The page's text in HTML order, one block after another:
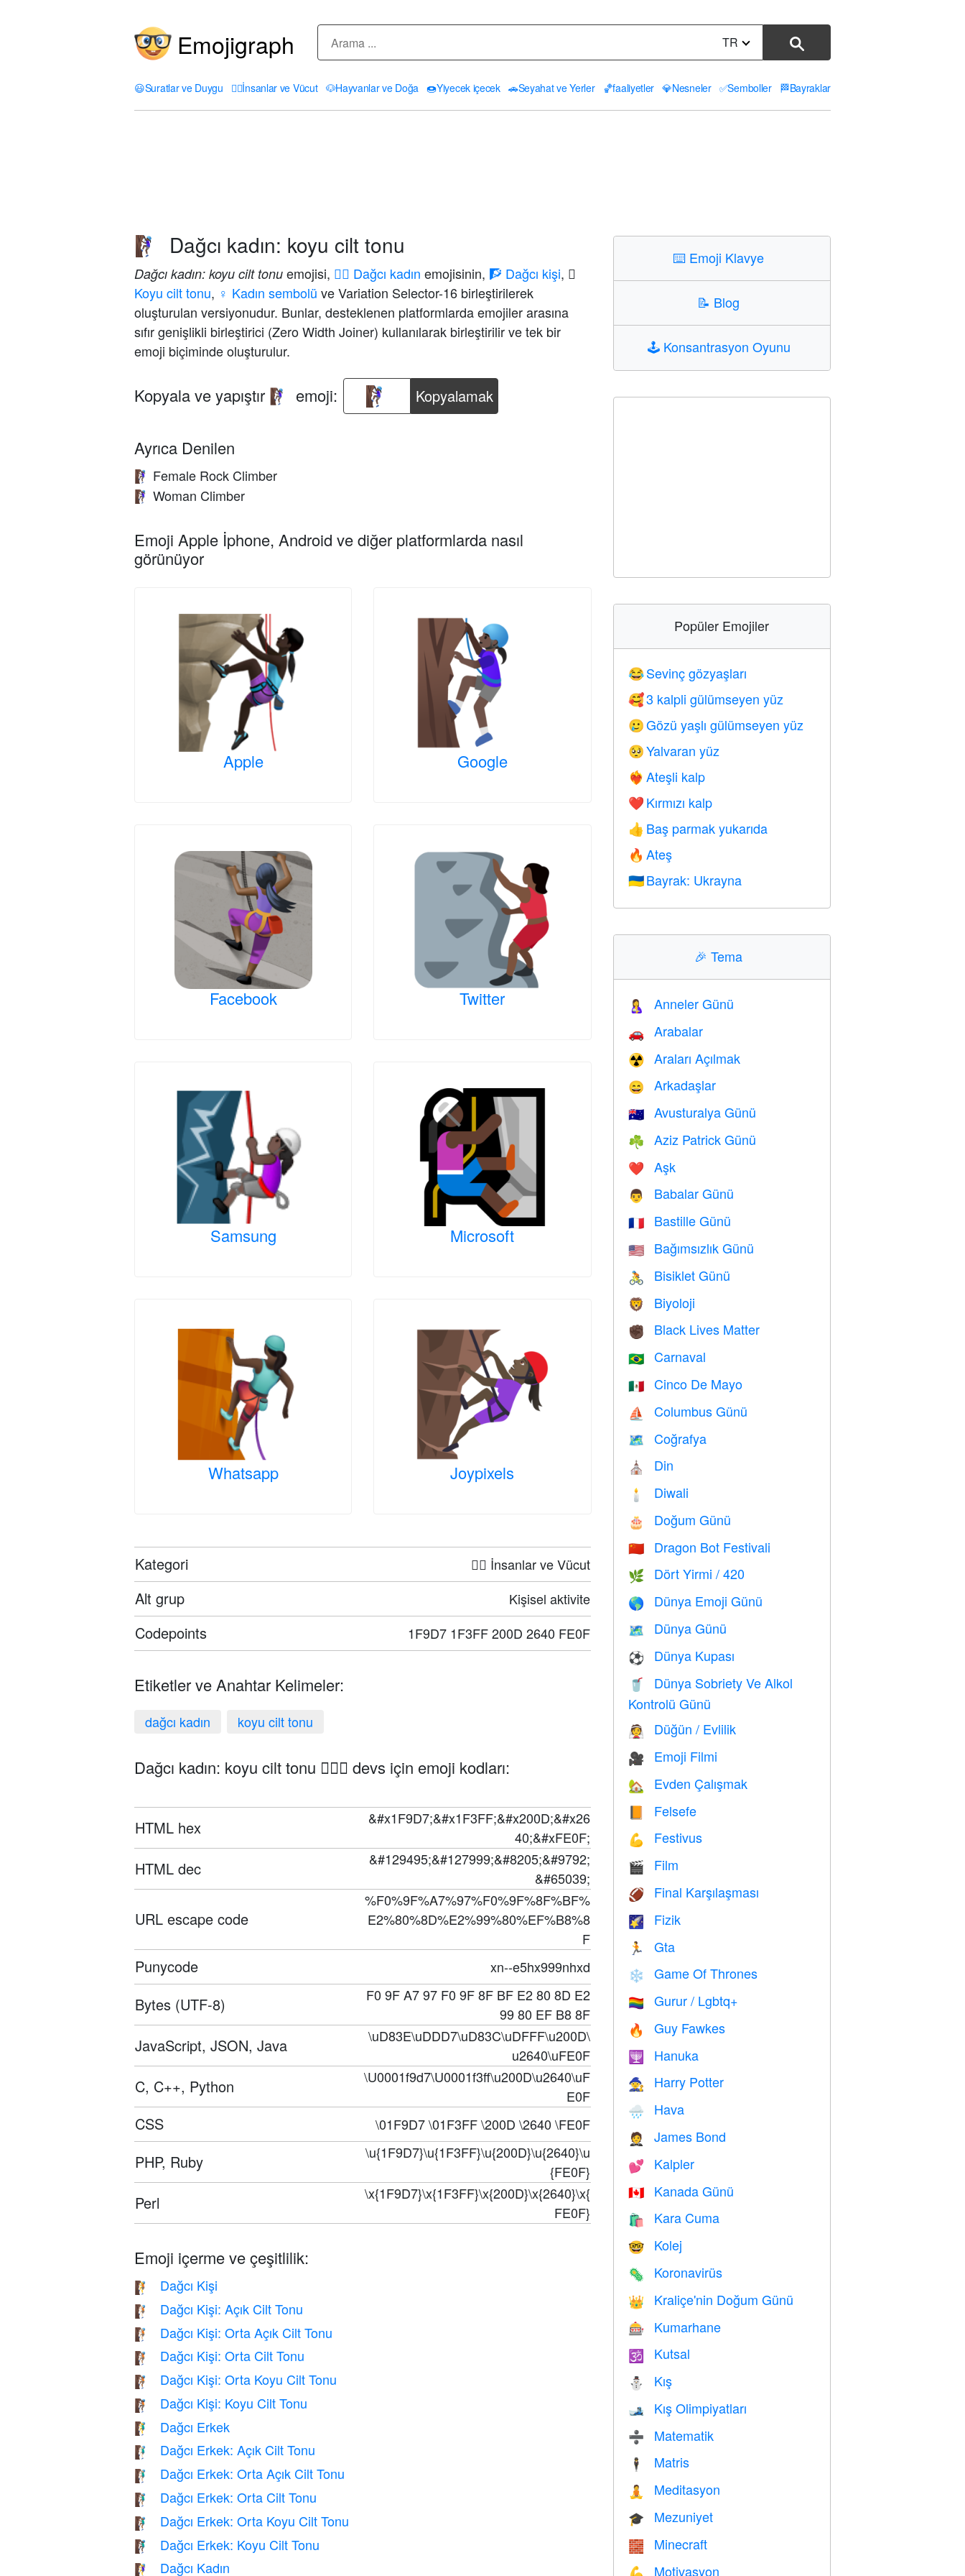
Emojigraph TR
😃Suratlar ve Duygu 🤦‍♀️İnsanlar ve Vücut 🐶Hayvanlar ve Doğa 🍩Yiyecek içecek 🚗Seyahat ve Yerler 🏀faaliyetler 💎Nesneler ✅Semboller 🏁Bayraklar
🧗🏿‍♀️ Dağcı kadın: koyu cilt tonu
Dağcı kadın: koyu cilt tonu emojisi, 🧗‍♀️ Dağcı kadın emojisinin, 🧗 Dağcı kişi,
Koyu cilt tonu, ♀️ Kadın sembolü ve Variation Selector-16 birleştirilerek
oluşturulan versiyonudur. Bunlar, desteklenen platformlarda emojiler arasına
sıfır genişlikli birleştirici (Zero Width Joiner) kullanılarak birleştirilir ve tek bir
emoji biçiminde oluşturulur.
Kopyala ve yapıştır 🧗🏿‍♀️ emoji: Kopyalamak
Ayrıca Denilen
🧗🏿‍♀️ Female Rock Climber
🧗🏿‍♀️ Woman Climber
Emoji Apple İphone, Android ve diğer platformlarda nasıl
görünüyor
Apple Google
Facebook Twitter
Samsung Microsoft
Whatsapp Joypixels
Kategori 🤦‍♀️ İnsanlar ve Vücut
Alt grup Kişisel aktivite
Codepoints 1F9D7 1F3FF 200D 2640 FE0F
Etiketler ve Anahtar Kelimeler:
dağcı kadın koyu cilt tonu
Dağcı kadın: koyu cilt tonu 🧗🏿‍♀️ devs için emoji kodları:
HTML hex
&#x1F9D7;&#x1F3FF;&#x200D;&#x26
40;&#xFE0F;
HTML dec
&#129495;&#127999;&#8205;&#9792;
&#65039;
URL escape code
%F0%9F%A7%97%F0%9F%8F%BF%
E2%80%8D%E2%99%80%EF%B8%8
F
Punycode xn--e5hx999nhxd
Bytes (UTF-8)
F0 9F A7 97 F0 9F 8F BF E2 80 8D E2
99 80 EF B8 8F
JavaScript, JSON, Java
\uD83E\uDDD7\uD83C\uDFFF\u200D\
u2640\uFE0F
C, C++, Python
\U0001f9d7\U0001f3ff\u200D\u2640\uF
E0F
CSS \01F9D7 \01F3FF \200D \2640 \FE0F
PHP, Ruby
\u{1F9D7}\u{1F3FF}\u{200D}\u{2640}\u
{FE0F}
Perl
\x{1F9D7}\x{1F3FF}\x{200D}\x{2640}\x{
FE0F}
Emoji içerme ve çeşitlilik:
🧗 Dağcı Kişi
🧗🏻 Dağcı Kişi: Açık Cilt Tonu
🧗🏼 Dağcı Kişi: Orta Açık Cilt Tonu
🧗🏽 Dağcı Kişi: Orta Cilt Tonu
🧗🏾 Dağcı Kişi: Orta Koyu Cilt Tonu
🧗🏿 Dağcı Kişi: Koyu Cilt Tonu
🧗‍♂️ Dağcı Erkek
🧗🏻‍♂️ Dağcı Erkek: Açık Cilt Tonu
🧗🏼‍♂️ Dağcı Erkek: Orta Açık Cilt Tonu
🧗🏽‍♂️ Dağcı Erkek: Orta Cilt Tonu
🧗🏾‍♂️ Dağcı Erkek: Orta Koyu Cilt Tonu
🧗🏿‍♂️ Dağcı Erkek: Koyu Cilt Tonu
🧗‍♀️ Dağcı Kadın
⌨️ Emoji Klavye
📝 Blog
🕹️ Konsantrasyon Oyunu
Popüler Emojiler
😂 Sevinç gözyaşları
🥰3 kalpli gülümseyen yüz
🥲 Gözü yaşlı gülümseyen yüz
🥺 Yalvaran yüz
❤️‍🔥 Ateşli kalp
❤️ Kırmızı kalp
👍 Baş parmak yukarıda
🔥 Ateş
🇺🇦 Bayrak: Ukrayna
🎉Tema
🤱 Anneler Günü
🚗 Arabalar
☢️ Araları Açılmak
😄 Arkadaşlar
🇦🇺 Avusturalya Günü
☘️ Aziz Patrick Günü
❤️️ Aşk
👨 Babalar Günü
🇫🇷 Bastille Günü
🇺🇸 Bağımsızlık Günü
🚴 Bisiklet Günü
🦁 Biyoloji
✊🏿 Black Lives Matter
🇧🇷 Carnaval
🇲🇽 Cinco De Mayo
⛵️ Columbus Günü
🗺 Coğrafya
⛪️ Din
🕯 Diwali
🎂 Doğum Günü
🇨🇳 Dragon Bot Festivali
🌿 Dört Yirmi / 420
🌎 Dünya Emoji Günü
🗺️ Dünya Günü
⚽ Dünya Kupası
🥤
Dünya Sobriety Ve Alkol
Kontrolü Günü
👰 Düğün / Evlilik
🎥 Emoji Filmi
🏡 Evden Çalışmak
Felsefe
💪 Festivus
🎬 Film
🏈 Final Karşılaşması
🌠 Fizik
🏃 Gta
❄️ Game Of Thrones
🏳️‍🌈 Gurur / Lgbtq+
🔥 Guy Fawkes
🕎 Hanuka
🧙 Harry Potter
🌧 Hava
🤵 James Bond
💕 Kalpler
🇨🇦 Kanada Günü
🛍 Kara Cuma
🤓 Kolej
🦠 Koronavirüs
👑 Kraliçe'nin Doğum Günü
🎰 Kumarhane
🕉 Kutsal
⛄ Kış
🎿 Kış Olimpiyatları
➗ Matematik
🕴️ Matris
🧘 Meditasyon
🎓 Mezuniyet
🧱 Minecraft
Motivasyon